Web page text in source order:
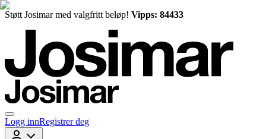
Støtt Josimar med valgfritt beløp! Vipps: 84433
Logg innRegistrer deg